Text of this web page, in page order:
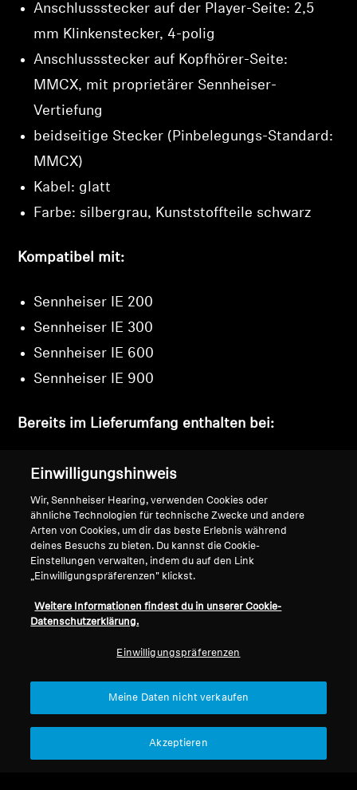
Anschlussstecker auf der Player-Seite: 2,5
mm Klinkenstecker, 4-polig
Anschlussstecker auf Kopfhörer-Seite:
MMCX, mit proprietärer Sennheiser-
Vertiefung
beidseitige Stecker (Pinbelegungs-Standard:
MMCX)
Kabel: glatt
Farbe: silbergrau, Kunststoffteile schwarz
Kompatibel mit:
Sennheiser IE 200
Sennheiser IE 300
Sennheiser IE 600
Sennheiser IE 900
Bereits im Lieferumfang enthalten bei:
Sennheiser IE 900
Nach oben
Geschäftsbedingungen für
Unser Unternehmen
Karriere bei Sonova
Pressekontakte
Einwilligungshinweis
Wir, Sennheiser Hearing, verwenden Cookies oder
ähnliche Technologien für technische Zwecke und andere
Arten von Cookies, um dir das beste Erlebnis während
deines Besuchs zu bieten. Du kannst die Cookie-
Einstellungen verwalten, indem du auf den Link
„Einwilligungspräferenzen" klickst.
Weitere Informationen findest du in unserer Cookie-
Datenschutzerklärung.
Einwilligungspräferenzen
Meine Daten nicht verkaufen
Akzeptieren